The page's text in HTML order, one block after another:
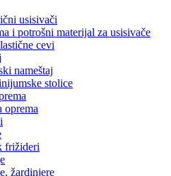
usisivači
i potrošni materijal za usisivače
cevi
nameštaj
stolice
oprema
frižideri
žardinjere